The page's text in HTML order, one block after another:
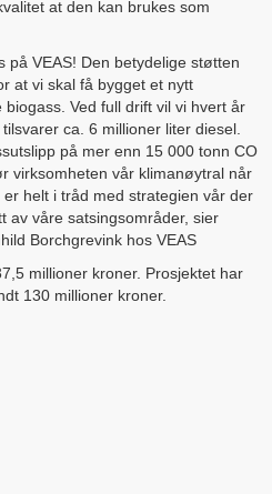
at den kan brukes som
på VEAS! Den betydelige støtten
at vi skal få bygget et nytt
Ved full drift vil vi hvert år
ca. 6 millioner liter diesel.
på mer enn 15 000 tonn CO
virksomheten vår klimanøytral når
helt i tråd med strategien vår der
av våre satsingsområder, sier
Borchgrevink hos VEAS
millioner kroner. Prosjektet har
130 millioner kroner.